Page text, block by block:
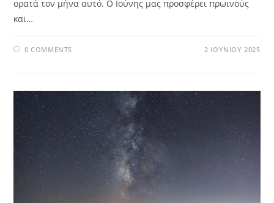
ορατά τον μήνα αυτό. Ο Ιούνης μας προσφέρει πρωινούς
και…
0 COMMENTS 2 ΙΟΥΝΊΟΥ 2025